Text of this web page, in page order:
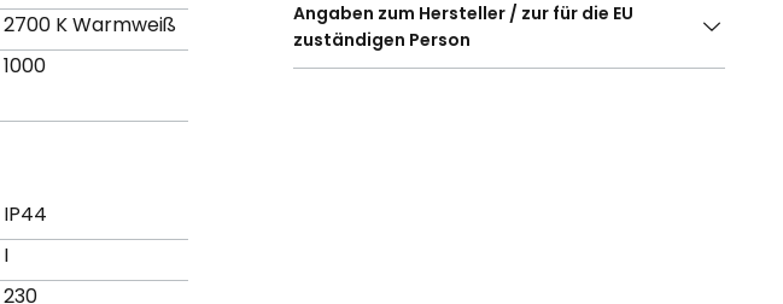
2700 K Warmweiß
1000
IP44
I
230
Angaben zum Hersteller / zur für die EU
zuständigen Person